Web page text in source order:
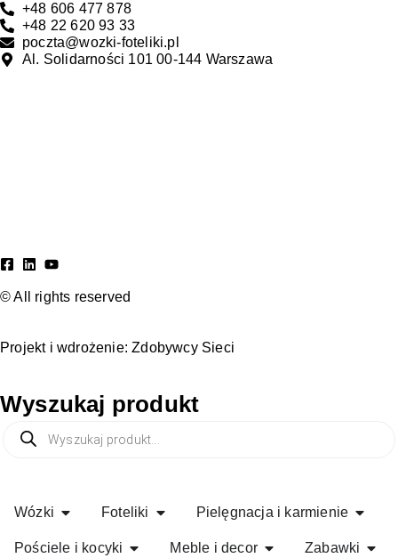
+48 606 477 878
+48 22 620 93 33
poczta@wozki-foteliki.pl
Al. Solidarności 101 00-144 Warszawa
© All rights reserved
Projekt i wdrożenie:Zdobywcy Sieci
Wyszukaj produkt
Wózki Foteliki Pielęgnacja i karmienie
Pościele i kocyki Meble i decor Zabawki